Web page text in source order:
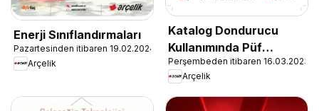
Enerji Sınıflandırmaları
Pazartesinden itibaren 19.02.2024
Arçelik
Katalog Dondurucu
Kullanımında Püf
Noktaları
Perşembeden itibaren 16.03.2023
Arçelik